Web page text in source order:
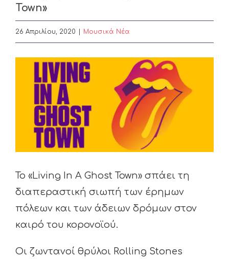
Town»
26 Απριλίου, 2020 Μουσικά Νέα
View
Larger
Το «Living In A Ghost Town» σπάει τη
διαπεραστική σιωπή των έρημων
πόλεων και των άδειων δρόμων στον
καιρό του κορονοϊού.
Οι ζωντανοί θρύλοι Rolling Stones